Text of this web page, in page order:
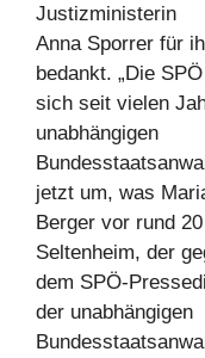
Justizministerin
Anna Sporrer für
bedankt. „Die
sich seit vielen
unabhängigen
jetzt um, was
Berger vor rund
Seltenheim, der
dem SPÖ-
der unabhängigen